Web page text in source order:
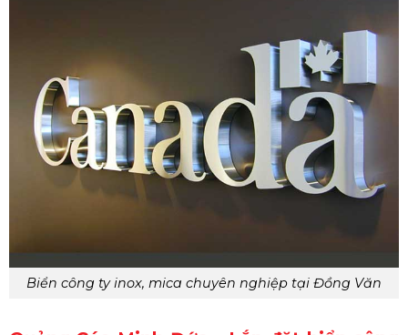
Biển công ty inox, mica chuyên nghiệp tại Đồng Văn